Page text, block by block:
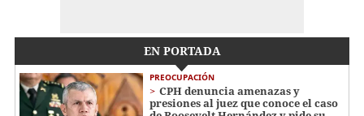
EN PORTADA
PREOCUPACIÓN
CPH denuncia amenazas y
presiones al juez que conoce el caso